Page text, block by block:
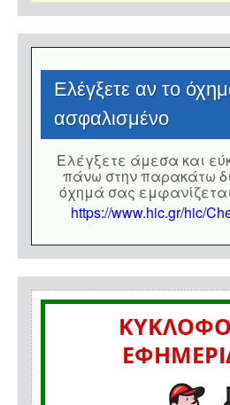
Eλέγξετε αν το
ασφαλισμένο
Eλέγξετε άμεσα και
πάνω στην παρακάτω
όχημά σας
https://www.hic.gr/hic/